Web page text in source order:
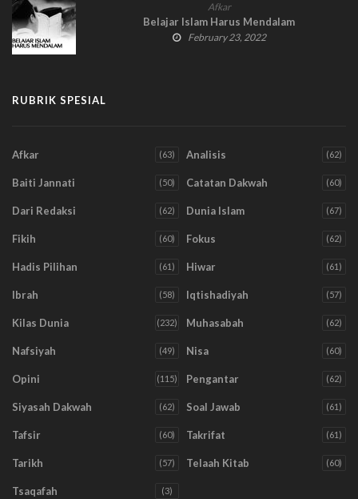
Afkar
Belajar Islam Harus Mendalam
February 23, 2022
RUBRIK SPESIAL
Afkar (63) Analisis (62)
Baiti Jannati (50) Catatan Dakwah (60)
Dari Redaksi (62) Dunia Islam (67)
Fikih (60) Fokus (62)
Hadis Pilihan (61) Hiwar (61)
Ibrah (58) Iqtishadiyah (57)
Kilas Dunia (232) Muhasabah (62)
Nafsiyah (49) Nisa (60)
Opini (115) Pengantar (62)
Siyasah Dakwah (62) Soal Jawab (61)
Tafsir (60) Takrifat (61)
Tarikh (57) Telaah Kitab (60)
Tsaqafah (3)